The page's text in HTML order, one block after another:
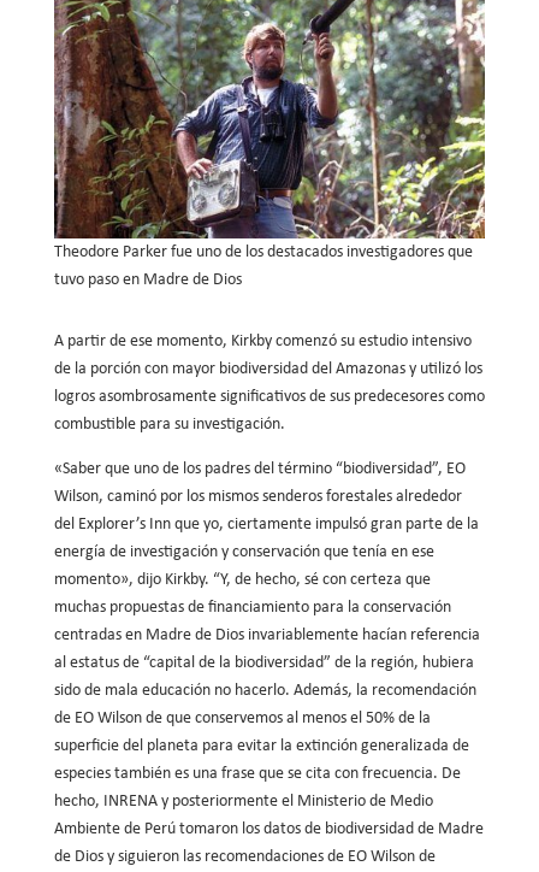
Theodore Parker fue uno de los destacados investigadores que
tuvo paso en Madre de Dios
A partir de ese momento, Kirkby comenzó su estudio intensivo
de la porción con mayor biodiversidad del Amazonas y utilizó los
logros asombrosamente significativos de sus predecesores como
combustible para su investigación.
«Saber que uno de los padres del término “biodiversidad”, EO
Wilson, caminó por los mismos senderos forestales alrededor
del Explorer’s Inn que yo, ciertamente impulsó gran parte de la
energía de investigación y conservación que tenía en ese
momento», dijo Kirkby. “Y, de hecho, sé con certeza que
muchas propuestas de financiamiento para la conservación
centradas en Madre de Dios invariablemente hacían referencia
al estatus de “capital de la biodiversidad” de la región, hubiera
sido de mala educación no hacerlo. Además, la recomendación
de EO Wilson de que conservemos al menos el 50% de la
superficie del planeta para evitar la extinción generalizada de
especies también es una frase que se cita con frecuencia. De
hecho, INRENA y posteriormente el Ministerio de Medio
Ambiente de Perú tomaron los datos de biodiversidad de Madre
de Dios y siguieron las recomendaciones de EO Wilson de